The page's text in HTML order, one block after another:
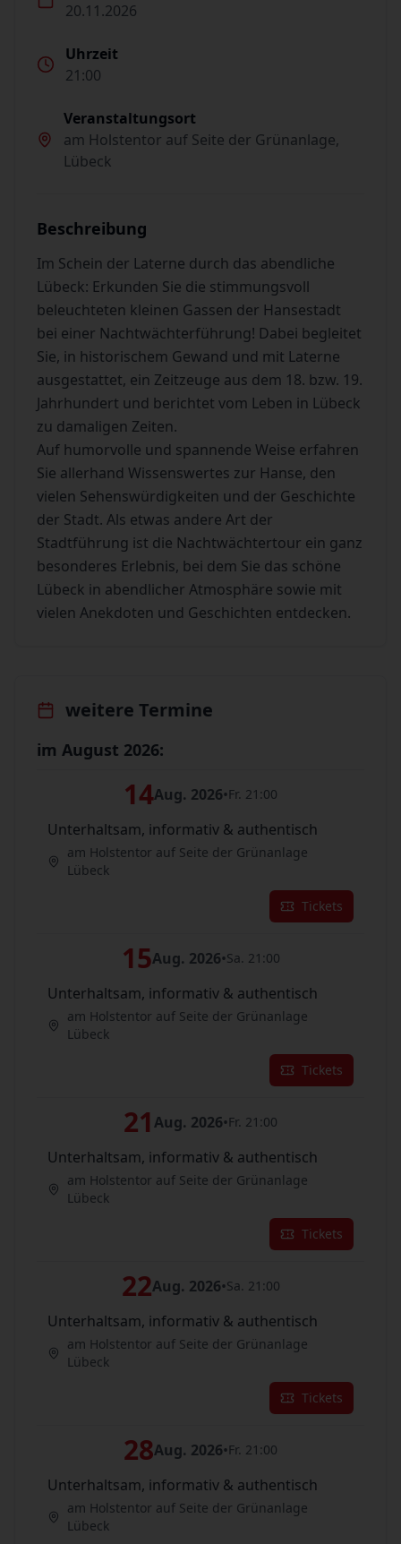
20.11.2026
Uhrzeit
21:00
Veranstaltungsort
am Holstentor auf Seite der Grünanlage,
Lübeck
Beschreibung
Im Schein der Laterne durch das abendliche
Lübeck: Erkunden Sie die stimmungsvoll
beleuchteten kleinen Gassen der Hansestadt
bei einer Nachtwächterführung! Dabei begleitet
Sie, in historischem Gewand und mit Laterne
ausgestattet, ein Zeitzeuge aus dem 18. bzw. 19.
Jahrhundert und berichtet vom Leben in Lübeck
zu damaligen Zeiten.
Auf humorvolle und spannende Weise erfahren
Sie allerhand Wissenswertes zur Hanse, den
vielen Sehenswürdigkeiten und der Geschichte
der Stadt. Als etwas andere Art der
Stadtführung ist die Nachtwächtertour ein ganz
besonderes Erlebnis, bei dem Sie das schöne
Lübeck in abendlicher Atmosphäre sowie mit
vielen Anekdoten und Geschichten entdecken.
weitere Termine
im August 2026:
14Aug. 2026•Fr. 21:00
Unterhaltsam, informativ & authentisch
am Holstentor auf Seite der Grünanlage
Lübeck
Tickets
15Aug. 2026•Sa. 21:00
Unterhaltsam, informativ & authentisch
am Holstentor auf Seite der Grünanlage
Lübeck
Tickets
21 Aug. 2026•Fr. 21:00
Unterhaltsam, informativ & authentisch
am Holstentor auf Seite der Grünanlage
Lübeck
Tickets
22Aug. 2026•Sa. 21:00
Unterhaltsam, informativ & authentisch
am Holstentor auf Seite der Grünanlage
Lübeck
Tickets
28Aug. 2026•Fr. 21:00
Unterhaltsam, informativ & authentisch
am Holstentor auf Seite der Grünanlage
Lübeck